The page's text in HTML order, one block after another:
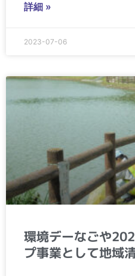
詳細 »
2023-07-06
環境デーなごや
プ事業として地域